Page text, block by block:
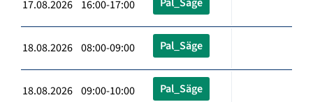
17.08.2026 16:00-17:00
18.08.2026 08:00-09:00 Pal_Säge
18.08.2026 09:00-10:00 Pal_Säge